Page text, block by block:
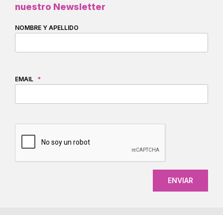
nuestro Newsletter
NOMBRE Y APELLIDO
EMAIL *